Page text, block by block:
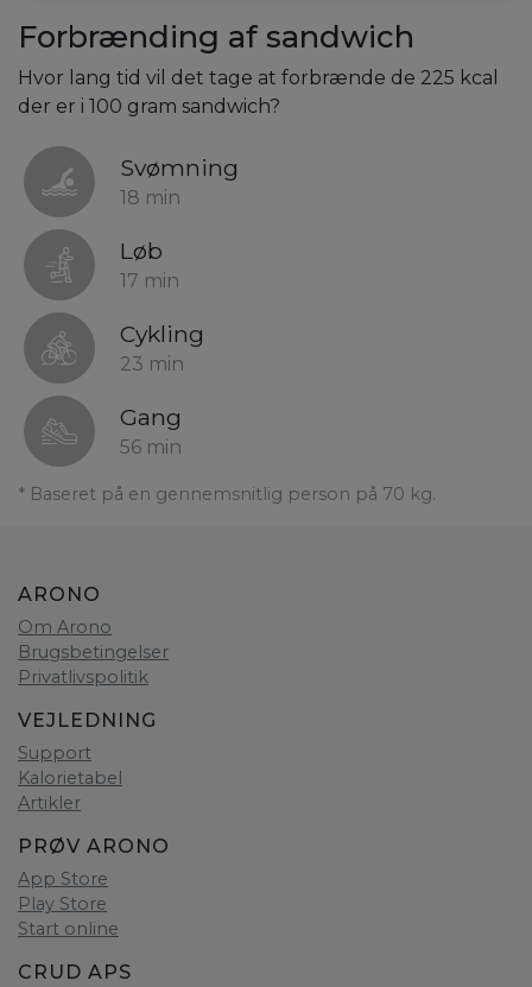
Forbrænding af sandwich
Hvor lang tid vil det tage at forbrænde de 225 kcal
der er i 100 gram sandwich?
Svømning
18 min
Løb
17 min
Cykling
23 min
Gang
56 min
* Baseret på en gennemsnitlig person på 70 kg.
ARONO
Om Arono
Brugsbetingelser
Privatlivspolitik
VEJLEDNING
Support
Kalorietabel
Artikler
PRØV ARONO
App Store
Play Store
Start online
CRUD APS